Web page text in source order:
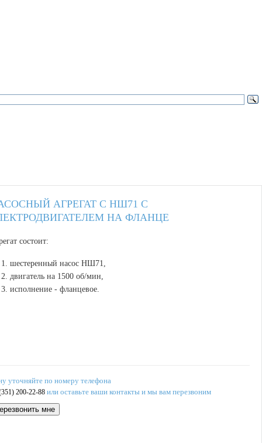
АГРЕГАТ С НШ71 С
НА ФЛАНЦЕ
состоит:
шестеренный насос НШ71,
двигатель на 1500 об/мин,
исполнение - фланцевое.
уточняйте по номеру телефона
200-22-88 или оставьте ваши контакты и мы вам перезвоним
мне